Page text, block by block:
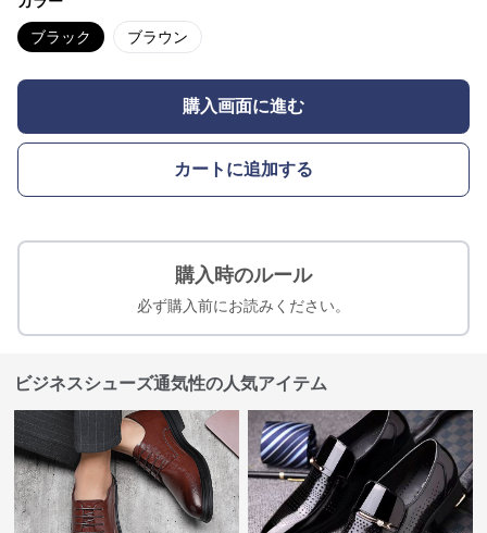
ブラック ブラウン
購入画面に進む
カートに追加する
購入時のルール
必ず購入前にお読みください。
ビジネスシューズ通気性の人気アイテム